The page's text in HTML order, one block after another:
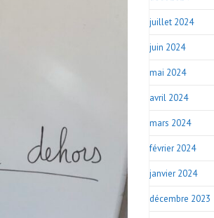
juillet 2024
juin 2024
mai 2024
avril 2024
mars 2024
février 2024
janvier 2024
décembre 2023